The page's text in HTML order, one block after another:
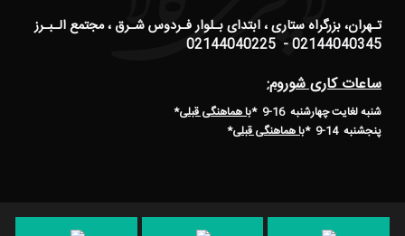
تـهران، بزرگراه ستاری ، ابتدای بـلوار فـردوس شـرق ، مجتمع الـبـرز
02144040345 - 02144040225
ساعات کاری شوروم:
شنبه لغایت چهارشنبه 16-9 * با هماهنگی قبلی*
پنجشنبه 14-9
*با هماهنگی قبلی*